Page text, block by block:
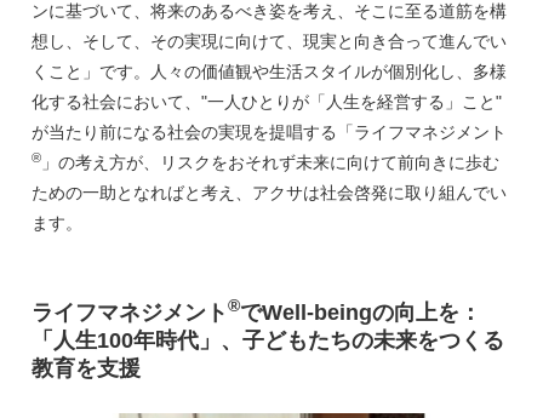
ンに基づいて、将来のあるべき姿を考え、そこに至る道筋を構
想し、そして、その実現に向けて、現実と向き合って進んでい
くこと」です。人々の価値観や生活スタイルが個別化し、多様
化する社会において、"一人ひとりが「人生を経営する」こと"
が当たり前になる社会の実現を提唱する「ライフマネジメント
® 」の考え方が、リスクをおそれず未来に向けて前向きに歩む
ための一助となればと考え、アクサは社会啓発に取り組んでい
ます。
ライフマネジメント®でWell-beingの向上を：
「人生100年時代」、子どもたちの未来をつくる
教育を支援